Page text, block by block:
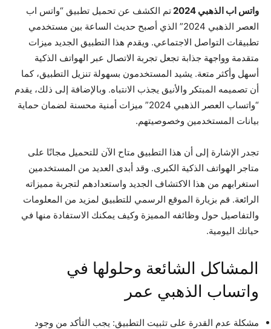
واتس اب الذهبي 2024
تم الكشف عن تحميل تطبيق “واتس اب
العصر الذهبي 2024” الذي أصبح حديث الساعة بين مستخدمي
تطبيقات التواصل الاجتماعي. ويقدم هذا التطبيق الجديد ميزات
متقدمة وواجهة جذابة تجعل تجربة الاتصال عبر الهواتف الذكية
أسهل وأكثر متعة. يشيد المستخدمون بسهولة تنزيل التطبيق، كما
أن تصميمه المبتكر والأنيق يجذب الانتباه. وبالإضافة إلى ذلك، يقدم
“واتساب العصر الذهبي 2024” ميزات أمنية محسنة لضمان حماية
بيانات المستخدمين وخصوصيتهم.
تجدر الإشارة إلى أن هذا التطبيق متاح الآن للتحميل مجانًا على
متاجر الهواتف الذكية الكبرى. وقد أبدى العديد من المستخدمين
استغرابهم من هذا الاكتشاف الجديد واستعدادهم لتجربة مميزاته
الرائعة. قم بزيارة الموقع الرسمي للتطبيق لمزيد من المعلومات
والتفاصيل حول وظائفه المميزة وكيف يمكنك الاستفادة منها في
حياتك اليومية.
المشاكل الشائعة وحلولها في
واتساب الذهبي عمر
مشكلة عدم القدرة على تثبيت التطبيق: يجب التأكد من وجود